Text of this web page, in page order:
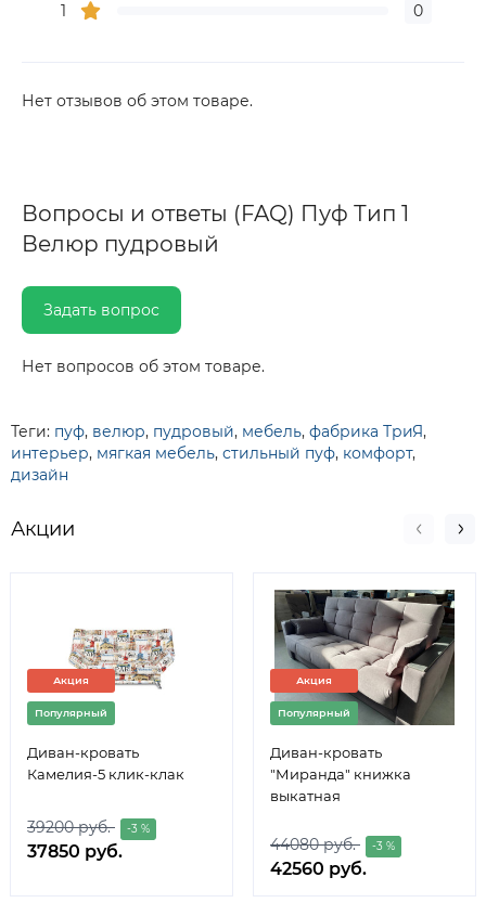
1
0
Нет отзывов об этом товаре.
Вопросы и ответы (FAQ) Пуф Тип 1
Велюр пудровый
Задать вопрос
Нет вопросов об этом товаре.
Теги: пуф, велюр, пудровый, мебель, фабрика ТриЯ,
интерьер, мягкая мебель, стильный пуф, комфорт,
дизайн
Акции
Акция
Популярный
Диван-кровать
Камелия-5 клик-клак
39200 руб. -3 %
37850 руб.
Акция
Популярный
Диван-кровать
"Миранда" книжка
выкатная
44080 руб. -3 %
42560 руб.